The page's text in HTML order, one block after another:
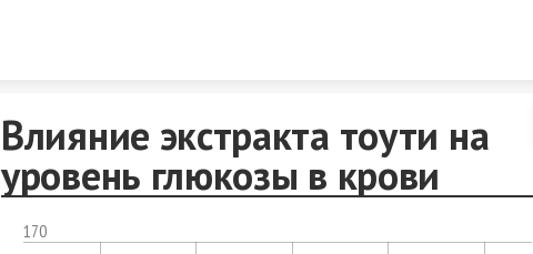
Влияние экстракта тоути на
уровень глюкозы в крови
170